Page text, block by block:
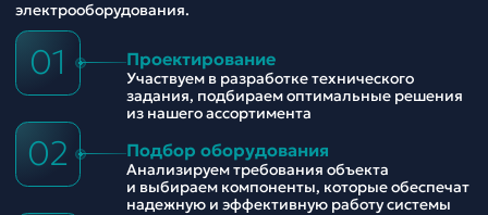
электрооборудования.
01 Проектирование
Участвуем в разработке технического
задания, подбираем оптимальные решения
из нашего ассортимента
02 Подбор оборудования
Анализируем требования объекта
и выбираем компоненты, которые обеспечат
надежную и эффективную работу системы